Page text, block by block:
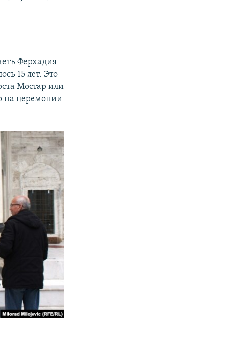
Ферхадия
15 лет. Это
Мостар или
на церемонии